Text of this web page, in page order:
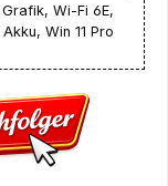
Wi-Fi 6E,
Win 11 Pro